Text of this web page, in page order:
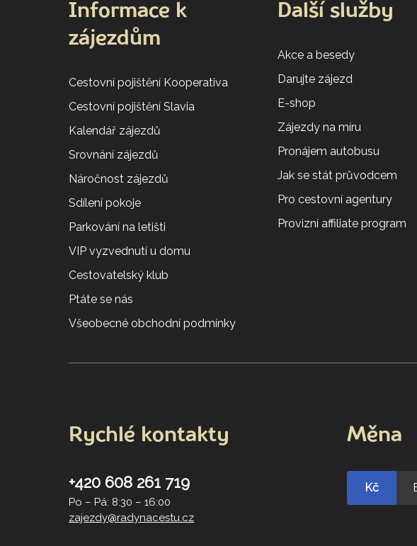
Informace k
zájezdům
Cestovní pojištění Kooperativa
Cestovní pojištění Slavia
Kalendář zájezdů
Srovnání zájezdů
Náročnost zájezdů
Sdílení pokoje
Parkování na letišti
VIP vyzvednutí u domu
Cestovatelský klub
Ptáte se nás
Všeobecné obchodní podmínky
Další služby
Akce a besedy
Darujte zájezd
E-shop
Zájezdy na míru
Pronájem autobusu
Jak se stát průvodcem
Pro cestovní agentury
Provizní affiliate program
Rychlé kontakty
+420 608 261 719
Po – Pá: 8:30 – 16:00
zajezdy@radynacestu.cz
Měna
Kč